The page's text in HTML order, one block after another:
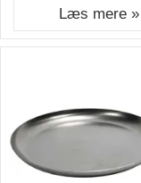
Læs mere »